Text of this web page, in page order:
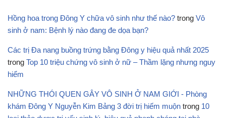
Hồng hoa trong Đông Y chữa vô sinh như thế nào? trong Vô
sinh ở nam: Bệnh lý nào đang đe dọa bạn?
Các trị Đa nang buồng trứng bằng Đông y hiệu quả nhất 2025
trong Top 10 triệu chứng vô sinh ở nữ – Thầm lặng nhưng nguy
hiểm
NHỮNG THÓI QUEN GÂY VÔ SINH Ở NAM GIỚI - Phòng
khám Đông Y Nguyễn Kim Bảng 3 đời trị hiếm muộn trong 10